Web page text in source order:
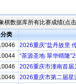
棋数据库所有比赛成绩(点
分类
2026重庆“盐丹故里
“茶源圣地·翠华晴隆
2026重庆市潼南首届
2026重庆市第二届星